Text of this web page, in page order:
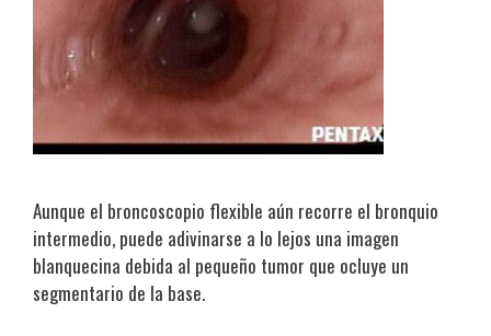
Aunque el broncoscopio flexible aún recorre el bronquio
intermedio, puede adivinarse a lo lejos una imagen
blanquecina debida al pequeño tumor que ocluye un
segmentario de la base.